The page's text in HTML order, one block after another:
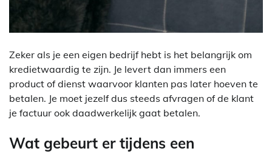
Zeker als je een eigen bedrijf hebt is het belangrijk om
kredietwaardig te zijn. Je levert dan immers een
product of dienst waarvoor klanten pas later hoeven te
betalen. Je moet jezelf dus steeds afvragen of de klant
je factuur ook daadwerkelijk gaat betalen.
Wat gebeurt er tijdens een